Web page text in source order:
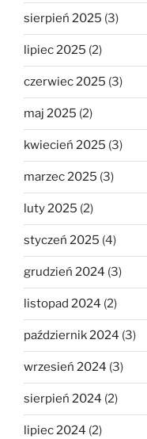
sierpień 2025 (3)
lipiec 2025 (2)
czerwiec 2025 (3)
maj 2025 (2)
kwiecień 2025 (3)
marzec 2025 (3)
luty 2025 (2)
styczeń 2025 (4)
grudzień 2024 (3)
listopad 2024 (2)
październik 2024 (3)
wrzesień 2024 (3)
sierpień 2024 (2)
lipiec 2024 (2)